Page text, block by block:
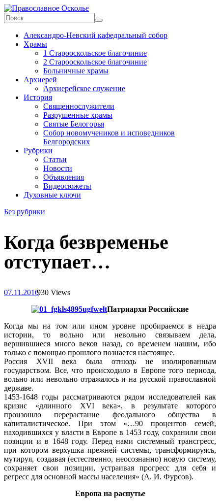
Skip
to
content
Православное
Осколье
Информационный
митрополичий
Александро-Невский кафедральный собор
Храмы
1 Старооскольское благочиние
2 Старооскольское благочиние
Больничные храмы
Архиерей
Архиерейское служение
История
Священнослужители
Разрушенные храмы
Святые Белогорья
Собор новомучеников и исповедников
Белгородских
Рубрики
Статьи
Новости
Объявления
Видеосюжеты
Духовные ключи
Без рубрики
Когда безвременье
отступает…
07.11.2016930 Views
Патриархи Российские
Когда мы на том или ином уровне пробираемся в недра
истории, то вольно или невольно связываем дела,
вершившиеся много веков назад, со временем нашим, ибо
только с помощью прошлого познается настоящее.
Россия XVII века была отнюдь не изолированным
государством. Все, что происходило в Европе того периода,
вольно или невольно отражалось и на русской православной
державе.
1453-1648 годы рассматриваются рядом исследователей как
кризис «длинного XVI века», в результате которого
произошло перерастание феодального общества в
капиталистическое. При этом «…90 процентов семей,
находившихся у власти в Европе в 1453 году, сохранили свои
позиции и в 1648 году. Перед нами системный трансгресс,
при котором верхушка прежней системы, трансформируясь,
мутируя, создавая (естественно, неосознанно) новую систему,
сохраняет свои позиции, устраивая прогресс для себя и
регресс для основной массы населения» (А. И. Фурсов).
Европа на распутье